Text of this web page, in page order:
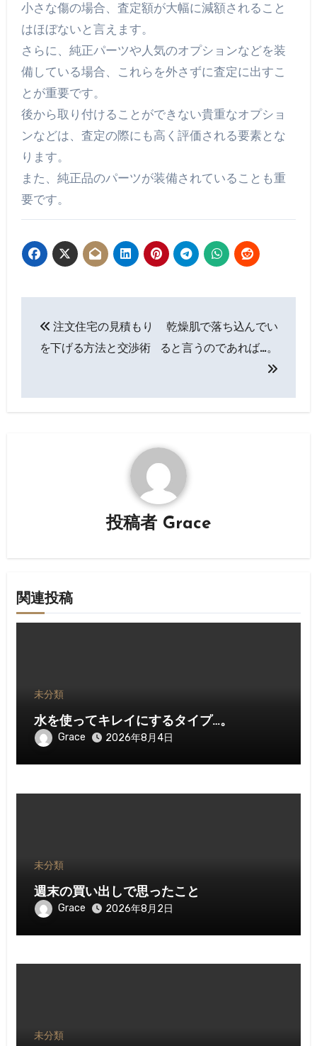
小さな傷の場合、査定額が大幅に減額されること
はほぼないと言えます。
さらに、純正パーツや人気のオプションなどを装
備している場合、これらを外さずに査定に出すこ
とが重要です。
後から取り付けることができない貴重なオプショ
ンなどは、査定の際にも高く評価される要素とな
ります。
また、純正品のパーツが装備されていることも重
要です。
稿
ビ
注文住宅の見積もり
を下げる方法と交渉術
乾燥肌で落ち込んでい
ると言うのであれば…。
投稿者 Grace
関連投稿
未分類
水を使ってキレイにするタイプ…。
Grace 2026年8月4日
未分類
週末の買い出しで思ったこと
Grace 2026年8月2日
未分類